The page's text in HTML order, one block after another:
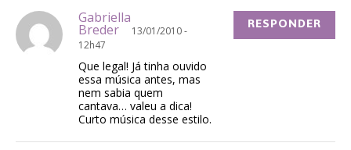
Gabriella
Breder
13/01/2010 -
12h47
Que legal! Já tinha ouvido
essa música antes, mas
nem sabia quem
cantava… valeu a dica!
Curto música desse estilo.
RESPONDER